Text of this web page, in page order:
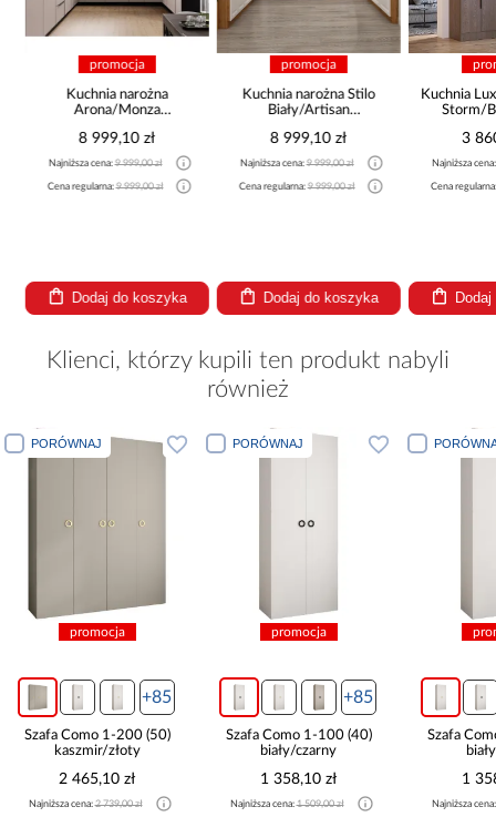
promocja
Kuchnia narożna
Arona/Monza
8 999,10 zł
Najniższa cena:9 999,00 zł
Cena regularna:9 999,00 zł
Dodaj do koszyka
promocja
Kuchnia narożna Stilo
Biały/Artisan
8 999,10 zł
Najniższa cena:9 999,00 zł
Cena regularna:9 999,00 zł
Dodaj do koszyka
Kuchnia
Storm/
3
Najniższa
Cena
Klienci, którzy kupili ten produkt nabyli
również
PORÓWNAJ
promocja
+85
Szafa Como 1-200 (50)
kaszmir/złoty
2 465,10 zł
Najniższa cena:2 739,00 zł
PORÓWNAJ
promocja
+85
Szafa Como 1-100 (40)
biały/czarny
1 358,10 zł
Najniższa cena:1 509,00 zł
Szafa
1
Najniższa